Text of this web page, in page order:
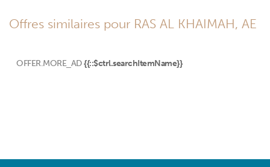
Offres similaires pour RAS AL KHAIMAH, AE
OFFER.MORE_AD {{::$ctrl.searchItemName}}